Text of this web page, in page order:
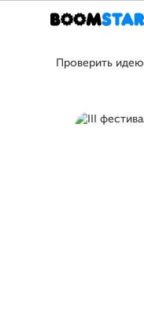
Проверить идею